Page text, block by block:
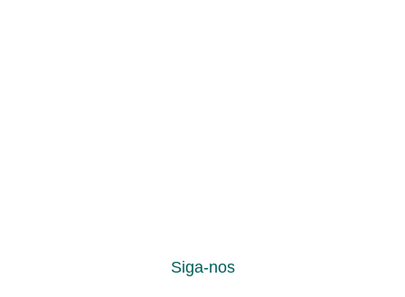
Siga-nos